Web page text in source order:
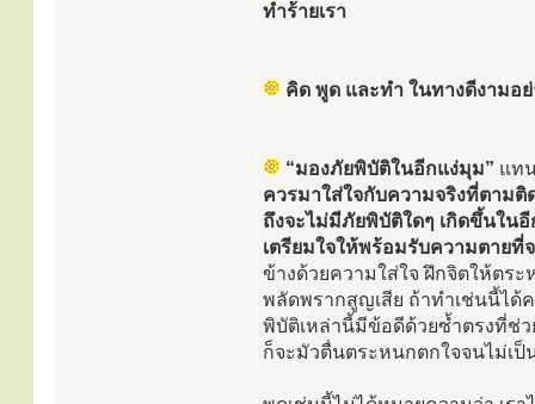
ทำร้ายเรา
คิด พูด และทำ ในทางดีงามอ
“มองภัยพิบัติในอีกแง่มุม” แท
ควรมาใส่ใจกับความจริงที่ตาม
ถึงจะไม่มีภัยพิบัติใดๆ เกิดขึ้นใน
เตรียมใจให้พร้อมรับความตายที่
ข้างด้วยความใส่ใจ ฝึกจิตให้ตร
พลัดพรากสูญเสีย ถ้าทำเช่นนี้ได้
พิบัติเหล่านี้มีข้อดีด้วยซ้ำตรงที่ช่ว
ก็จะมัวตื่นตระหนกตกใจจนไม่เ